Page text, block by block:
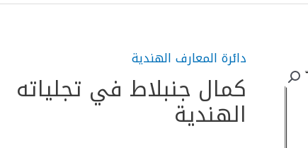
دائرة المعارف الهندية
كمال جنبلاط في تجلياته
الهندية